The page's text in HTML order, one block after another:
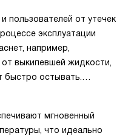
пользователей от утечек
эксплуатации
например,
выкипевшей жидкости,
быстро остывать.
который перекрывает
срабатывает в течение
мгновенный
что идеально